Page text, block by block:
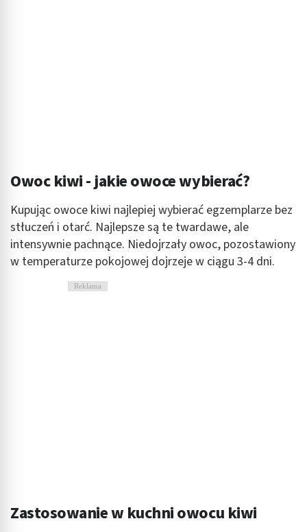
Owoc kiwi - jakie owoce wybierać?
Kupując owoce kiwi najlepiej wybierać egzemplarze bez
stłuczeń i otarć. Najlepsze są te twardawe, ale
intensywnie pachnące. Niedojrzały owoc, pozostawiony
w temperaturze pokojowej dojrzeje w ciągu 3-4 dni.
Reklama
Zastosowanie w kuchni owocu kiwi